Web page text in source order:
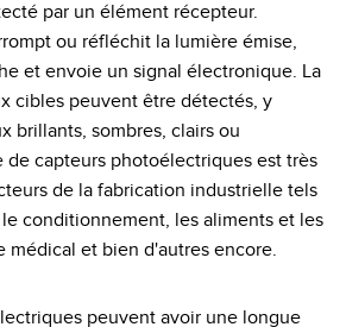
par un élément récepteur.
ou réfléchit la lumière émise,
et envoie un signal électronique. La
cibles peuvent être détectés, y
brillants, sombres, clairs ou
de capteurs photoélectriques est très
de la fabrication industrielle tels
conditionnement, les aliments et les
médical et bien d'autres encore.
peuvent avoir une longue